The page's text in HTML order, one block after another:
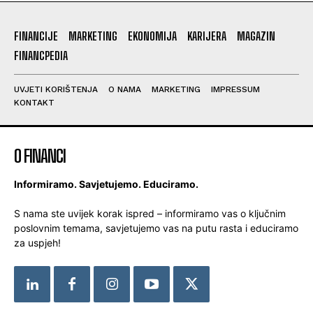
FINANCIJE MARKETING EKONOMIJA KARIJERA
MAGAZIN
FINANCPEDIA
UVJETI KORIŠTENJA O NAMA MARKETING
IMPRESSUM
KONTAKT
O FINANCI
Informiramo. Savjetujemo. Educiramo.
S nama ste uvijek korak ispred – informiramo vas o ključnim
poslovnim temama, savjetujemo vas na putu rasta i educiramo
za uspjeh!